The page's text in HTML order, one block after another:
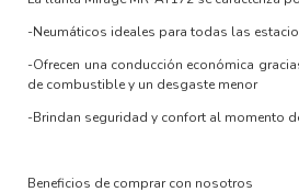
-Neumáticos ideales para todas las
-Ofrecen una conducción económica
de combustible y un desgaste menor
-Brindan seguridad y confort al momento
Beneficios de comprar con nosotros